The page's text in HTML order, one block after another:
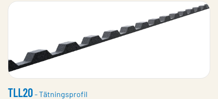
TLL20 - Tätningsprofil